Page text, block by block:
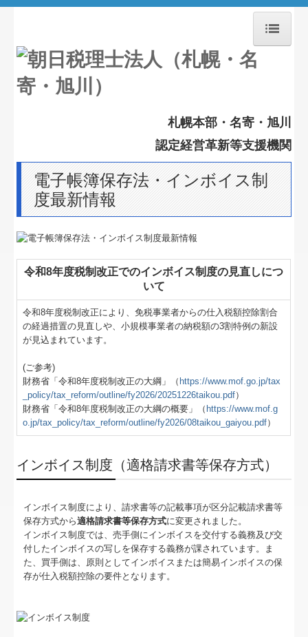
ホーム
採用情報
事務所紹介
交通案内
セミナー案内
料金について
病院・診療所の皆様へ
社会福祉法人の皆様へ
経営改善オンデマンド講座
補助金・助成金・融資情報
関与先向け融資商品ご紹介
経営者お役立ち情報
TKCシステムQ&A
経営改善計画の策定支援
札幌本部・名寄・旭川
認定経営革新等支援機関
電子帳簿保存法・インボイス制
度最新情報
令和8年度税制改正でのインボイス制度の見直しにつ
いて
令和8年度税制改正により、免税事業者からの仕入税額控除割合
の経過措置の見直しや、小規模事業者の納税額の3割特例の新設
が見込まれています。
(ご参考)
財務省「令和8年度税制改正の大綱」（ https://www.mof.go.jp/tax
_policy/tax_reform/outline/fy2026/20251226taikou.pdf）
財務省「令和8年度税制改正の大綱の概要」（ https://www.mof.g
o.jp/tax_policy/tax_reform/outline/fy2026/08taikou_gaiyou.pdf）
インボイス制度（適格請求書等保存方式）
インボイス制度により、請求書等の記載事項が区分記載請求書等
保存方式から適格請求書等保存方式に変更されました。
インボイス制度では、売手側にインボイスを交付する義務及び交
付したインボイスの写しを保存する義務が課されています。ま
た、買手側は、原則としてインボイスまたは簡易インボイスの保
存が仕入税額控除の要件となります。